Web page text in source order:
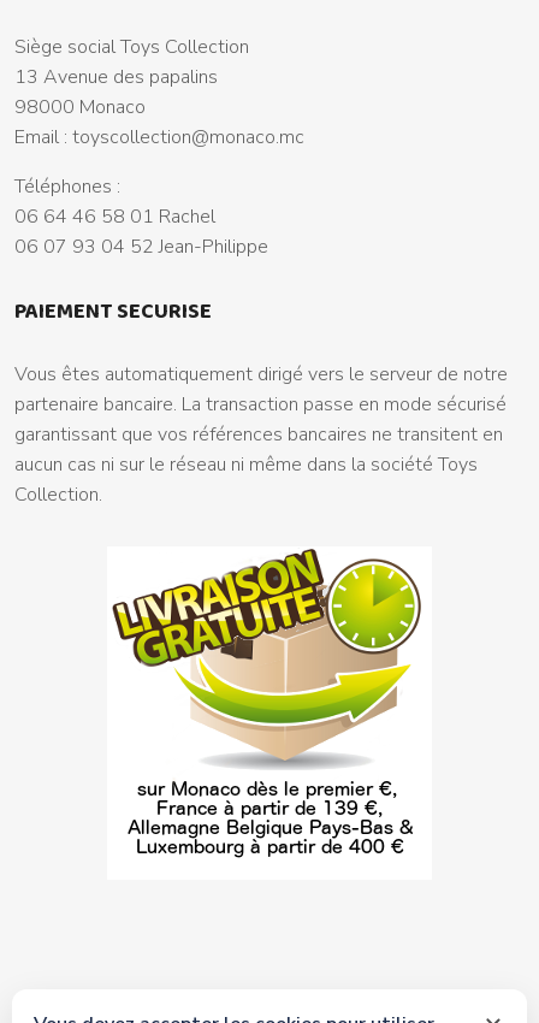
Siège social Toys Collection
13 Avenue des papalins
98000 Monaco
Email : toyscollection@monaco.mc
Téléphones :
06 64 46 58 01 Rachel
06 07 93 04 52 Jean-Philippe
PAIEMENT SECURISE
Vous êtes automatiquement dirigé vers le serveur de notre
partenaire bancaire. La transaction passe en mode sécurisé
garantissant que vos références bancaires ne transitent en
aucun cas ni sur le réseau ni même dans la société Toys
Collection.